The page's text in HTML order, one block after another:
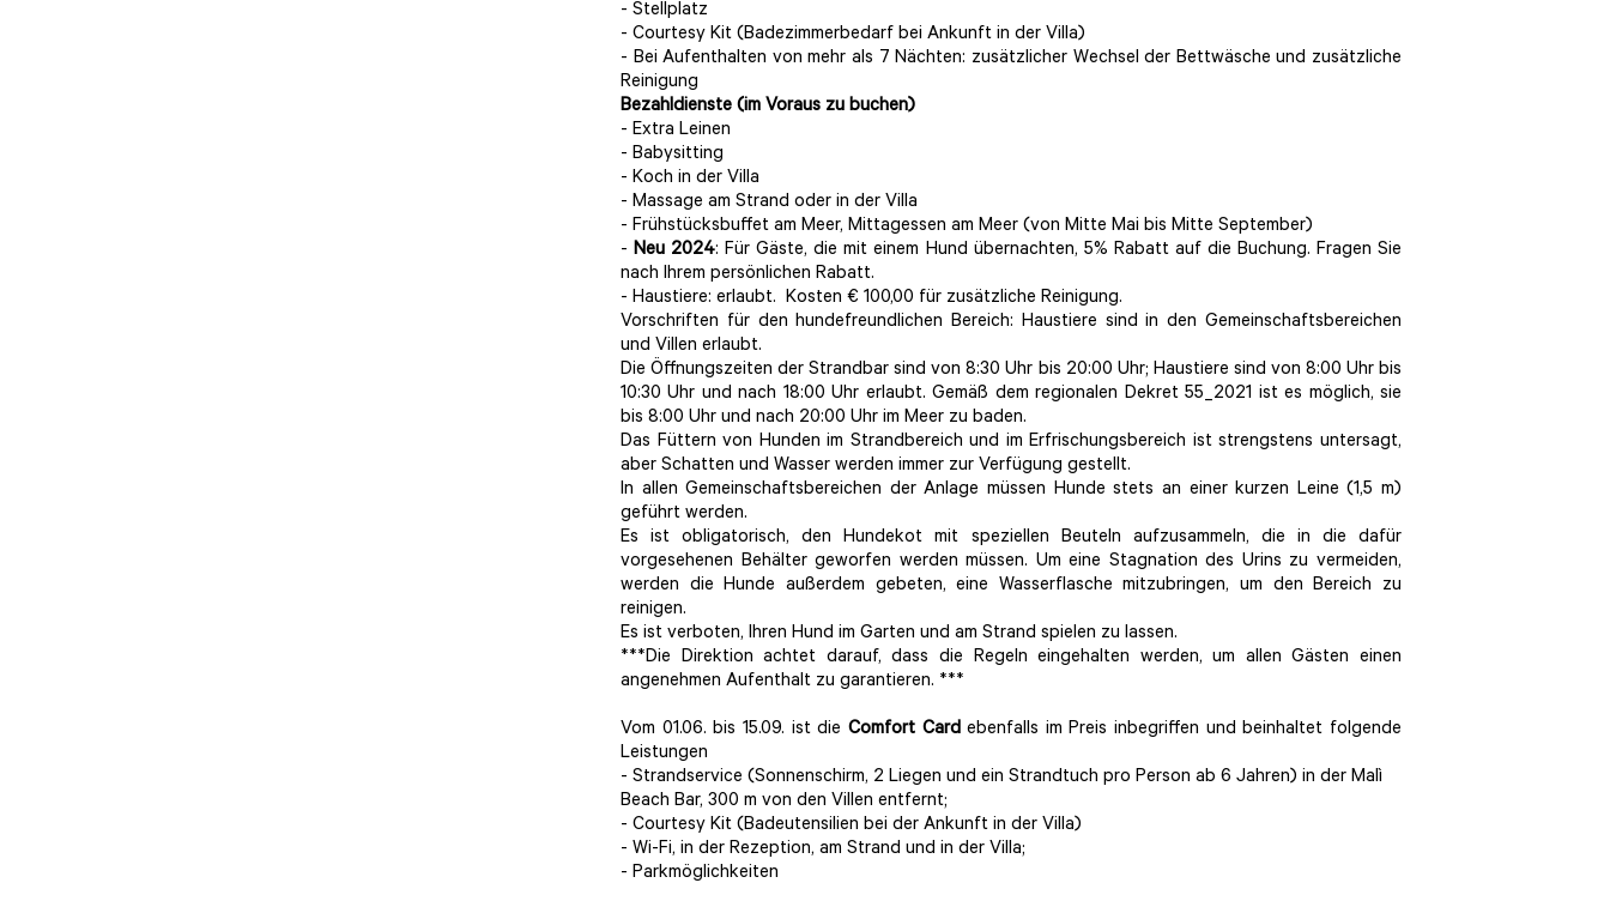
- Stellplatz
- Courtesy Kit (Badezimmerbedarf bei Ankunft in der Villa)
- Bei Aufenthalten von mehr als 7 Nächten: zusätzlicher Wechsel der Bettwäsche und zusätzliche
Reinigung
Bezahldienste (im Voraus zu buchen)
- Extra Leinen
- Babysitting
- Koch in der Villa
- Massage am Strand oder in der Villa
- Frühstücksbuffet am Meer, Mittagessen am Meer (von Mitte Mai bis Mitte September)
-Neu 2024: Für Gäste, die mit einem Hund übernachten, 5% Rabatt auf die Buchung. Fragen Sie
nach Ihrem persönlichen Rabatt.
- Haustiere: erlaubt. Kosten € 100,00 für zusätzliche Reinigung.
Vorschriften für den hundefreundlichen Bereich: Haustiere sind in den Gemeinschaftsbereichen
und Villen erlaubt.
Die Öffnungszeiten der Strandbar sind von 8:30 Uhr bis 20:00 Uhr; Haustiere sind von 8:00 Uhr bis
10:30 Uhr und nach 18:00 Uhr erlaubt. Gemäß dem regionalen Dekret 55_2021 ist es möglich, sie
bis 8:00 Uhr und nach 20:00 Uhr im Meer zu baden.
Das Füttern von Hunden im Strandbereich und im Erfrischungsbereich ist strengstens untersagt,
aber Schatten und Wasser werden immer zur Verfügung gestellt.
In allen Gemeinschaftsbereichen der Anlage müssen Hunde stets an einer kurzen Leine (1,5 m)
geführt werden.
Es ist obligatorisch, den Hundekot mit speziellen Beuteln aufzusammeln, die in die dafür
vorgesehenen Behälter geworfen werden müssen. Um eine Stagnation des Urins zu vermeiden,
werden die Hunde außerdem gebeten, eine Wasserflasche mitzubringen, um den Bereich zu
reinigen.
Es ist verboten, Ihren Hund im Garten und am Strand spielen zu lassen.
***Die Direktion achtet darauf, dass die Regeln eingehalten werden, um allen Gästen einen
angenehmen Aufenthalt zu garantieren. ***
Vom 01.06. bis 15.09. ist die Comfort Cardebenfalls im Preis inbegriffen und beinhaltet folgende
Leistungen
- Strandservice (Sonnenschirm, 2 Liegen und ein Strandtuch pro Person ab 6 Jahren) in der Malì
Beach Bar, 300 m von den Villen entfernt;
- Courtesy Kit (Badeutensilien bei der Ankunft in der Villa)
- Wi-Fi, in der Rezeption, am Strand und in der Villa;
- Parkmöglichkeiten